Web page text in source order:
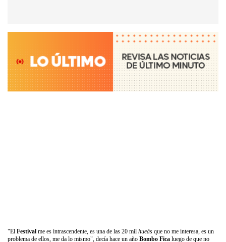
"El Festival me es intrascendente, es una de las 20 mil hueás que no me interesa, es un
problema de ellos, me da lo mismo", decía hace un año Bombo Fica luego de que no